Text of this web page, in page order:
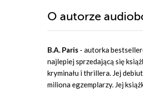
O autorze
B.A. Paris - autorka
najlepiej sprzedającą się
kryminału i thrillera. Jej
miliona egzemplarzy. Jej